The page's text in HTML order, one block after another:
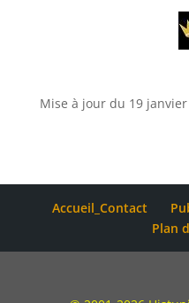
Mise à jour du 19 janvier
Accueil_Contact
Plan